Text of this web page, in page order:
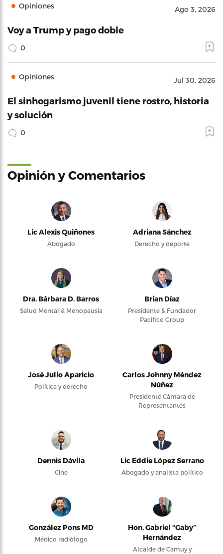
Opiniones Ago 3, 2026
Voy a Trump y pago doble
0
Opiniones Jul 30, 2026
El sinhogarismo juvenil tiene rostro, historia
y solución
0
Opinión y Comentarios
Lic Alexis Quiñones
Abogado
Adriana Sánchez
Derecho y deporte
Dra. Bárbara D. Barros
Salud Mental & Menopausia
Brian Díaz
Presidente & Fundador
Pacifico Group
José Julio Aparicio
Política y derecho
Carlos Johnny Méndez
Núñez
Presidente Cámara de
Representantes
Dennis Dávila
Cine
Lic Eddie López Serrano
Abogado y analista político
González Pons MD
Médico radiólogo
Hon. Gabriel “Gaby”
Hernández
Alcalde de Camuy y